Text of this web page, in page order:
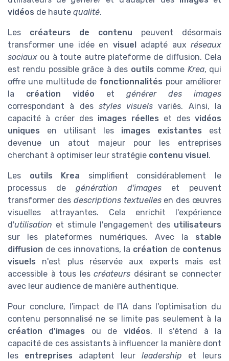
vidéos de haute qualité.
Les créateurs de contenu peuvent désormais
transformer une idée en visueladapté auxréseaux
sociaux ou à toute autre plateforme de diffusion. Cela
est rendu possible grâce à des outils comme Krea, qui
offre une multitude de fonctionnalités pour améliorer
la création vidéo et générer des images
correspondant à des styles visuels variés. Ainsi, la
capacité à créer des images réelles et des vidéos
uniques en utilisant les images existantes est
devenue un atout majeur pour les entreprises
cherchant à optimiser leur stratégie contenu visuel.
Les outils Krea simplifient considérablement le
processus de génération d'images et peuvent
transformer des descriptions textuellesen des œuvres
visuelles attrayantes. Cela enrichit l'expérience
d'utilisation et stimule l'engagement des utilisateurs
sur les plateformes numériques. Avec la stable
diffusion de ces innovations, la création de contenus
visuels n'est plus réservée aux experts mais est
accessible à tous lescréateurs désirant se connecter
avec leur audience de manière authentique.
Pour conclure, l'impact de l'IA dans l'optimisation du
contenu personnalisé ne se limite pas seulement à la
création d'images ou de vidéos. Il s'étend à la
capacité de ces assistants à influencer la manière dont
les entreprises adaptent leur leadership et leurs